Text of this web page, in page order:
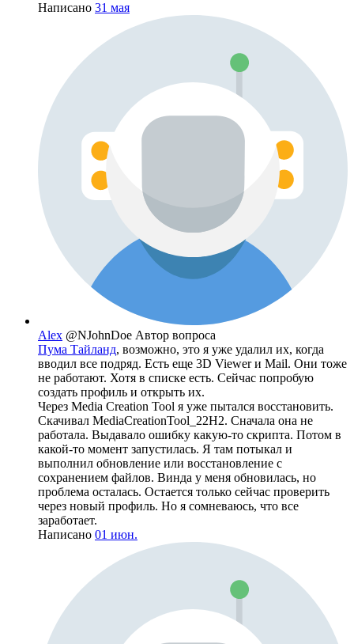
Написано 31 мая
Alex @NJohnDoe Автор вопроса
Пума Тайланд, возможно, это я уже удалил их, когда
вводил все подряд. Есть еще 3D Viewer и Mail. Они тоже
не работают. Хотя в списке есть. Сейчас попробую
создать профиль и открыть их.
Через Media Creation Tool я уже пытался восстановить.
Скачивал MediaCreationTool_22H2. Сначала она не
работала. Выдавало ошибку какую-то скрипта. Потом в
какой-то момент запустилась. Я там потыкал и
выполнил обновление или восстановление с
сохранением файлов. Винда у меня обновилась, но
проблема осталась. Остается только сейчас проверить
через новый профиль. Но я сомневаюсь, что все
заработает.
Написано 01 июн.